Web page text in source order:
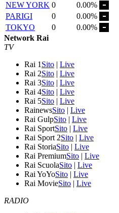
NEW YORK 0
0.00%
PARIGI
0
0.00%
TOKYO
0
0.00%
Network Rai
TV
Rai 1 Sito | Live
Rai 2Sito | Live
Rai 3Sito | Live
Rai 4Sito | Live
Rai 5Sito | Live
RainewsSito | Live
Rai GulpSito | Live
Rai SportSito | Live
Rai Sport 2Sito | Live
Rai StoriaSito | Live
Rai PremiumSito | Live
Rai ScuolaSito | Live
Rai YoYoSito | Live
Rai MovieSito | Live
RADIO